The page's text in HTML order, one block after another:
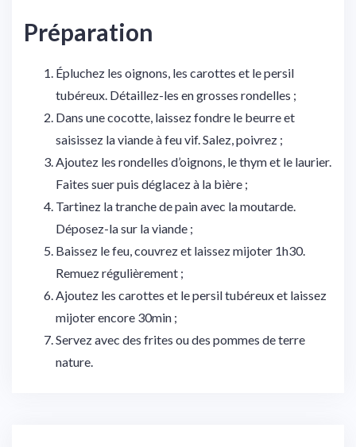
Préparation
Épluchez les oignons, les carottes et le persil
tubéreux. Détaillez-les en grosses rondelles ;
Dans une cocotte, laissez fondre le beurre et
saisissez la viande à feu vif. Salez, poivrez ;
Ajoutez les rondelles d’oignons, le thym et le laurier.
Faites suer puis déglacez à la bière ;
Tartinez la tranche de pain avec la moutarde.
Déposez-la sur la viande ;
Baissez le feu, couvrez et laissez mijoter 1h30.
Remuez régulièrement ;
Ajoutez les carottes et le persil tubéreux et laissez
mijoter encore 30min ;
Servez avec des frites ou des pommes de terre
nature.